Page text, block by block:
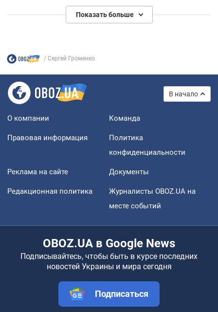
Показать больше
Сергей Громенко
В начало
О компании Команда
Правовая информация
Политика
конфиденциальности
Реклама на сайте Документы
Редакционная политика
Журналисты OBOZ.UA на
месте событий
OBOZ.UA в Google News
Подписывайтесь, чтобы быть в курсе последних
новостей Украины и мира сегодня
Подписаться